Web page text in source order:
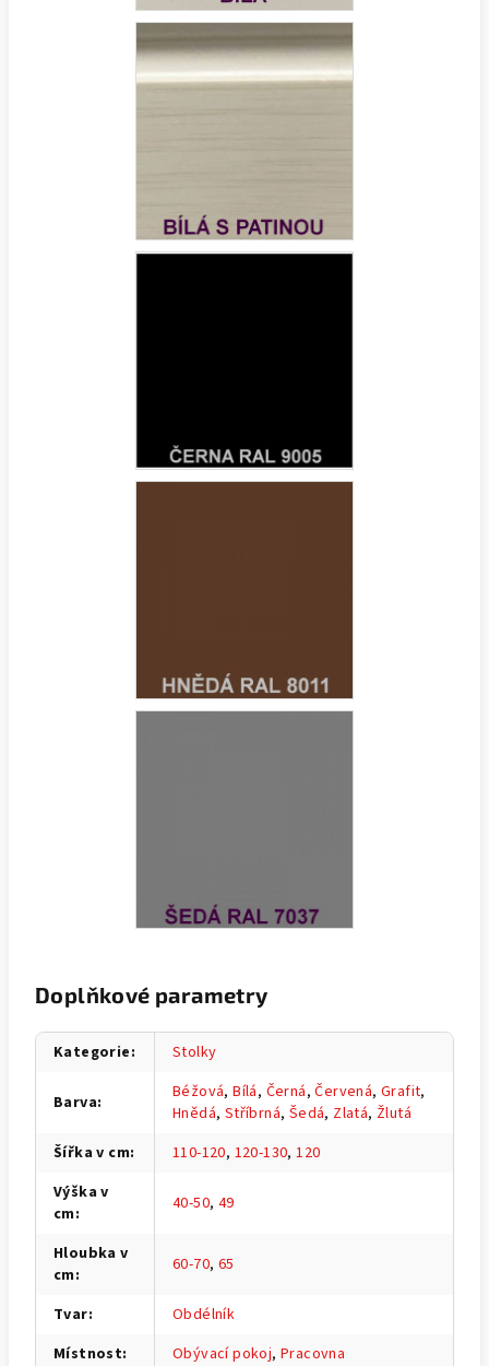
Doplňkové parametry
Kategorie: Stolky
Barva: Béžová,Bílá, Černá,Červená,Grafit,
Hnědá, Stříbrná, Šedá, Zlatá, Žlutá
Šířka v cm: 110-120, 120-130,120
Výška v
cm: 40-50, 49
Hloubka v
cm: 60-70, 65
Tvar:
Obdélník
Místnost: Obývací pokoj,Pracovna